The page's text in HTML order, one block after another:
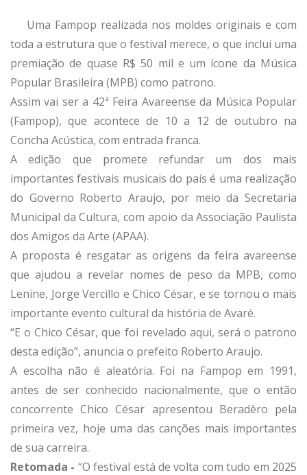
Uma Fampop realizada nos moldes originais e com
toda a estrutura que o festival merece, o que inclui uma
premiação de quase R$ 50 mil e um ícone da Música
Popular Brasileira (MPB) como patrono.
Assim vai ser a 42ª Feira Avareense da Música Popular
(Fampop), que acontece de 10 a 12 de outubro na
Concha Acústica, com entrada franca.
A edição que promete refundar um dos mais
importantes festivais musicais do país é uma realização
do Governo Roberto Araujo, por meio da Secretaria
Municipal da Cultura, com apoio da Associação Paulista
dos Amigos da Arte (APAA).
A proposta é resgatar as origens da feira avareense
que ajudou a revelar nomes de peso da MPB, como
Lenine, Jorge Vercillo e Chico César, e se tornou o mais
importante evento cultural da história de Avaré.
“E o Chico César, que foi revelado aqui, será o patrono
desta edição”, anuncia o prefeito Roberto Araujo.
A escolha não é aleatória. Foi na Fampop em 1991,
antes de ser conhecido nacionalmente, que o então
concorrente Chico César apresentou Beradêro pela
primeira vez, hoje uma das canções mais importantes
de sua carreira.
Retomada - “O festival está de volta com tudo em 2025